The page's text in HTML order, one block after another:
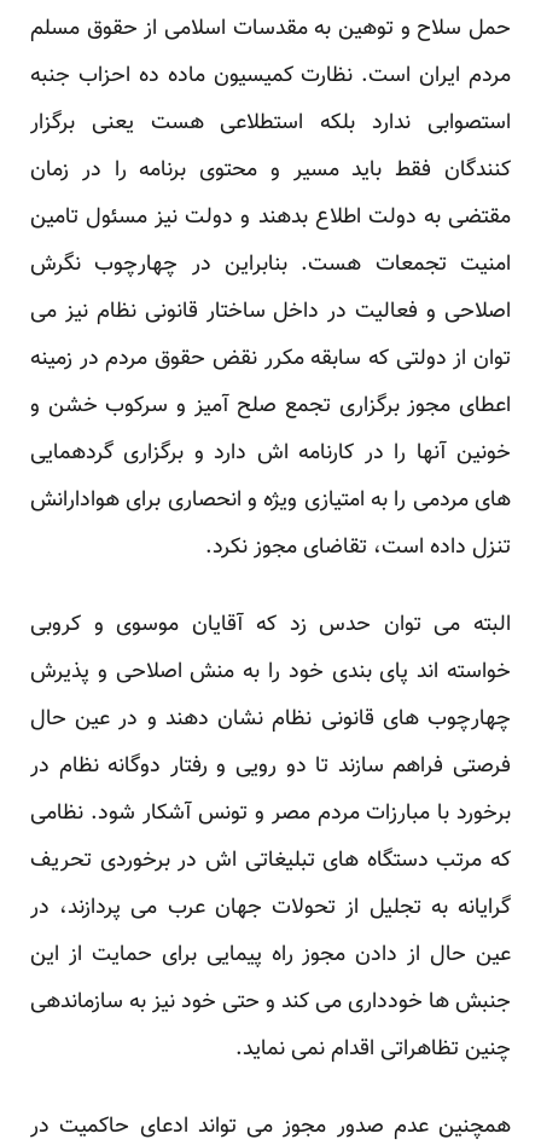
حمل سلاح و توهین به مقدسات اسلامی از حقوق مسلم
مردم ایران است. نظارت کمیسیون ماده ده احزاب جنبه
استصوابی ندارد بلکه استطلاعی هست یعنی برگزار
کنندگان فقط باید مسیر و محتوی برنامه را در زمان
مقتضی به دولت اطلاع بدهند و دولت نیز مسئول تامین
امنیت تجمعات هست. بنابراین در چهارچوب نگرش
اصلاحی و فعالیت در داخل ساختار قانونی نظام نیز می
توان از دولتی که سابقه مکرر نقض حقوق مردم در زمینه
اعطای مجوز برگزاری تجمع صلح آمیز و سرکوب خشن و
خونین آنها را در کارنامه اش دارد و برگزاری گردهمایی
های مردمی را به امتیازی ویژه و انحصاری برای هوادارانش
تنزل داده است، تقاضای مجوز نکرد.
البته می توان حدس زد که آقایان موسوی و کروبی
خواسته اند پای بندی خود را به منش اصلاحی و پذیرش
چهارچوب های قانونی نظام نشان دهند و در عین حال
فرصتی فراهم سازند تا دو رویی و رفتار دوگانه نظام در
برخورد با مبارزات مردم مصر و تونس آشکار شود. نظامی
که مرتب دستگاه های تبلیغاتی اش در برخوردی تحریف
گرایانه به تجلیل از تحولات جهان عرب می پردازند، در
عین حال از دادن مجوز راه پیمایی برای حمایت از این
جنبش ها خودداری می کند و حتی خود نیز به سازماندهی
چنین تظاهراتی اقدام نمی نماید.
همچنین عدم صدور مجوز می تواند ادعای حاکمیت در